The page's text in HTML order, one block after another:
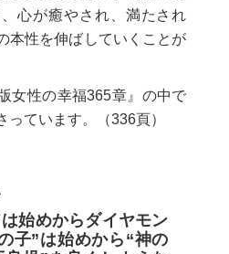
心が癒やされ、満たされ
本性を伸ばしていくことが
女性の幸福365章』の中で
っています。（336頁）
始めからダイヤモン
子”は始めから“神の